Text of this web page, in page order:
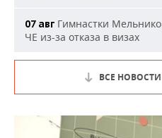
07 авг Гимнастки
ЧЕ из-за отказа в визах
ВСЕ